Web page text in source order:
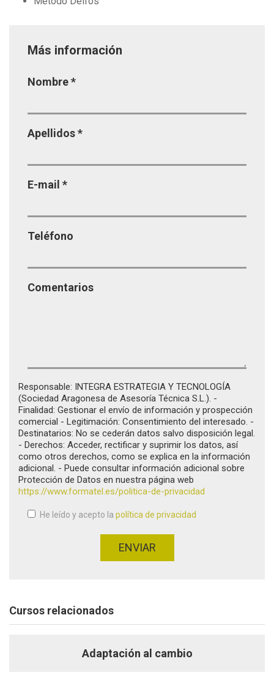
Más información
Nombre*
Apellidos*
E-mail *
Teléfono
Comentarios
Responsable: INTEGRA ESTRATEGIA Y TECNOLOGÍA
(Sociedad Aragonesa de Asesoría Técnica S.L.). -
Finalidad: Gestionar el envío de información y prospección
comercial - Legitimación: Consentimiento del interesado. -
Destinatarios: No se cederán datos salvo disposición legal.
- Derechos: Acceder, rectificar y suprimir los datos, así
como otros derechos, como se explica en la información
adicional. - Puede consultar información adicional sobre
Protección de Datos en nuestra página web
https://www.formatel.es/politica-de-privacidad
He leído y acepto la política de privacidad
Aceptación de condiciones*
ENVIAR
Cursos relacionados
Adaptación al cambio